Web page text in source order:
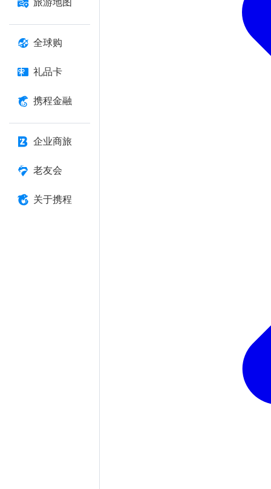
旅游地图
全球购
礼品卡
携程金融
企业商旅
老友会
关于携程